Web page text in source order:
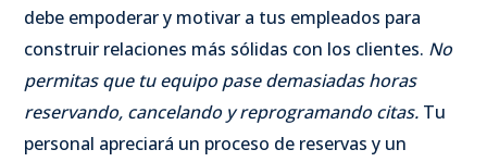
debe empoderar y motivar a tus empleados para
construir relaciones más sólidas con los clientes. No
permitas que tu equipo pase demasiadas horas
reservando, cancelando y reprogramando citas. Tu
personal apreciará un proceso de reservas y un